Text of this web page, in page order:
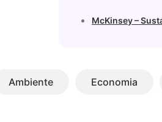
McKinsey –
Ambiente Economia